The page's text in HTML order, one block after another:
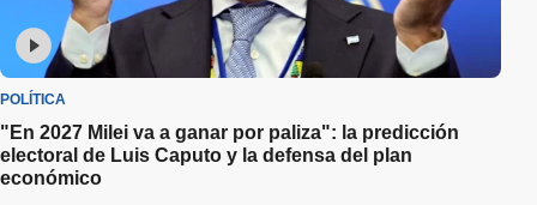
POLÍTICA
"En 2027 Milei va a ganar por paliza": la predicción
electoral de Luis Caputo y la defensa del plan
económico